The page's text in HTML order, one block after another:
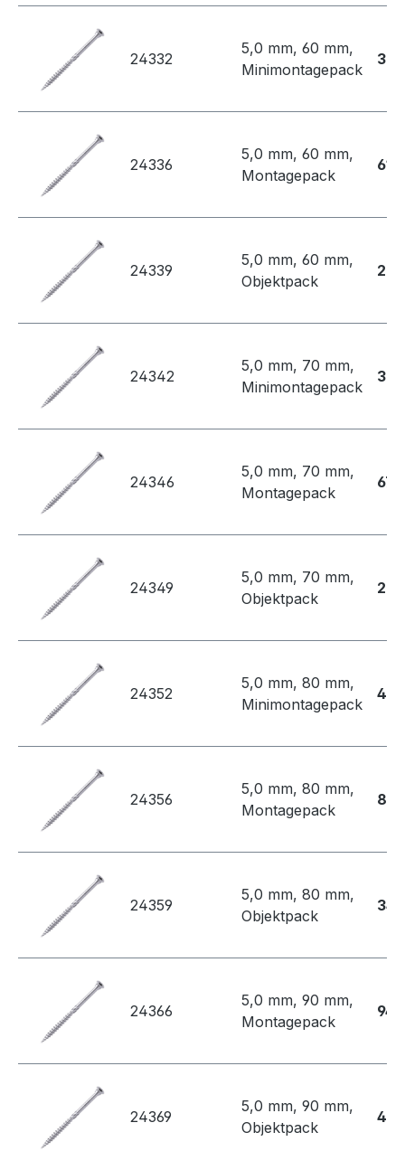
24332
5,0 mm, 60 mm,
Minimontagepack
24336
5,0 mm, 60 mm,
Montagepack
24339
5,0 mm, 60 mm,
Objektpack
24342
5,0 mm, 70 mm,
Minimontagepack
24346
5,0 mm, 70 mm,
Montagepack
24349
5,0 mm, 70 mm,
Objektpack
24352
5,0 mm, 80 mm,
Minimontagepack
24356
5,0 mm, 80 mm,
Montagepack
24359
5,0 mm, 80 mm,
Objektpack
24366
5,0 mm, 90 mm,
Montagepack
24369
5,0 mm, 90 mm,
Objektpack